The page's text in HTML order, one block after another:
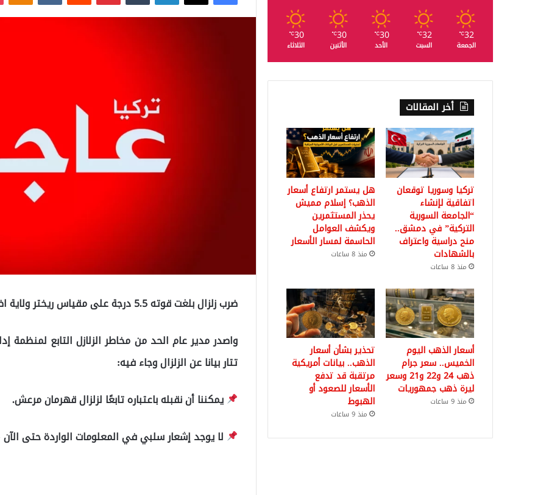
ضرب زلزال بلغت قوته 5.5 درجة على مقياس ريختر ولاية اضنة جنوب تركيا.
تتار بيانا عن الزلزال وجاء فيه:
يمكننا أن نقبله باعتباره تابعًا لزلزال قهرمان مرعش.
لا يوجد إشعار سلبي في المعلومات الواردة حتى
32
℃
الجمعة
32
℃
السبت
30
℃
الأحد
30
℃
الأثنين
30
℃
الثلاثاء
أخر المقالات
تركيا وسوريا توقعان
اتفاقية لإنشاء
“الجامعة السورية
التركية” في دمشق..
منح دراسية واعتراف
بالشهادات
منذ 8 ساعات
هل يستمر ارتفاع أسعار
الذهب؟ إسلام مميش
يحذر المستثمرين
ويكشف العوامل
الحاسمة لمسار الأسعار
منذ 8 ساعات
أسعار الذهب اليوم
الخميس.. سعر جرام
ذهب 24 و22 و21 وسعر
ليرة ذهب جمهوريات
منذ 9 ساعات
تحذير بشأن أسعار
الذهب.. بيانات أمريكية
مرتقبة قد تدفع
الأسعار للصعود أو
الهبوط
منذ 9 ساعات